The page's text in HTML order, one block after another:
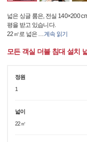
넓은 싱글 룸은, 전실 140×200
평을 받고 있습니다.
22㎡로 넓은
계속 읽기
모든 객실 더블 침대 설치
정원
1
넓이
22㎡